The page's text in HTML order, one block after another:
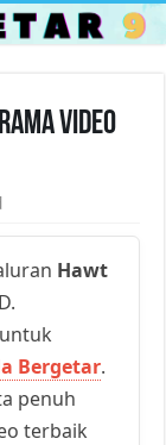
Video
Hawt
Bergetar.
penuh
terbaik